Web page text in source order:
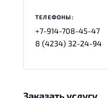
ТЕЛЕФОНЫ:
+7-914-708-45-47
8 (4234) 32-24-94
Заказать услугу